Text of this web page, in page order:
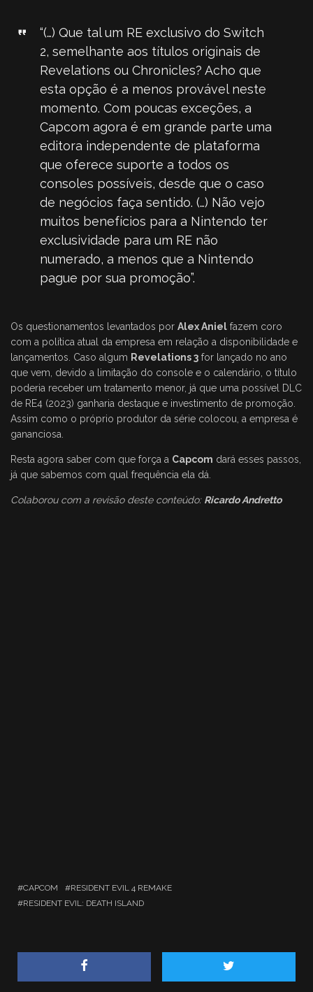
“(…) Que tal um RE exclusivo do Switch
2, semelhante aos títulos originais de
Revelations ou Chronicles? Acho que
esta opção é a menos provável neste
momento. Com poucas exceções, a
Capcom agora é em grande parte uma
editora independente de plataforma
que oferece suporte a todos os
consoles possíveis, desde que o caso
de negócios faça sentido. (…) Não vejo
muitos benefícios para a Nintendo ter
exclusividade para um RE não
numerado, a menos que a Nintendo
pague por sua promoção”.
Os questionamentos levantados por Alex Aniel fazem coro
com a política atual da empresa em relação a disponibilidade e
lançamentos. Caso algum Revelations 3 for lançado no ano
que vem, devido a limitação do console e o calendário, o título
poderia receber um tratamento menor, já que uma possível DLC
de RE4 (2023) ganharia destaque e investimento de promoção.
Assim como o próprio produtor da série colocou, a empresa é
gananciosa.
Resta agora saber com que força a Capcom dará esses passos,
já que sabemos com qual frequência ela dá.
Colaborou com a revisão deste conteúdo: Ricardo Andretto
CAPCOM
RESIDENT EVIL 4 REMAKE
RESIDENT EVIL: DEATH ISLAND